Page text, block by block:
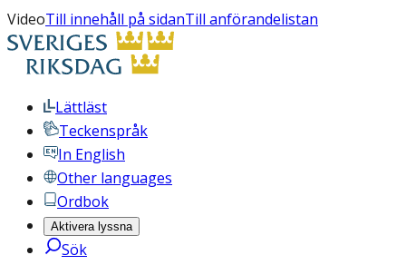
VideoTill innehåll på sidanTill anförandelistan
Lättläst
Teckenspråk
In English
Other languages
Ordbok
Aktivera lyssna
Sök